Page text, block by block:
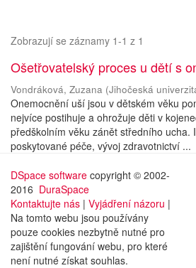
Zobrazují se záznamy 1-1 z 1
Ošetřovatelský proces u dětí s
Vondráková, Zuzana (Jihočeská
Onemocnění uší jsou v dětském věku
nejvíce postihuje a ohrožuje děti v
předškolním věku zánět středního ucha.
poskytované péče, vývoj zdravotnictví ...
DSpace software copyright © 2002-
2016 DuraSpace
Kontaktujte nás | Vyjádření názoru |
Na tomto webu jsou používány
pouze cookies nezbytně nutné pro
zajištění fungování webu, pro které
není nutné získat souhlas.